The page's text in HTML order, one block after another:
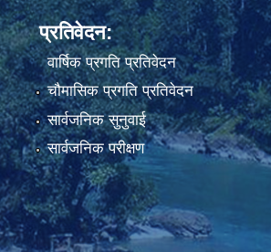
प्रतिवेदन:
वार्षिक प्रगति प्रतिवेदन
चौमासिक प्रगति प्रतिवेदन
सार्वजनिक सुनुवाई
सार्वजनिक परीक्षण